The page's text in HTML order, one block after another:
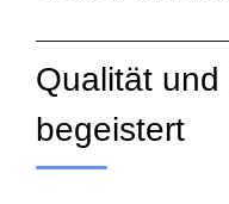
Qualität
begeistert